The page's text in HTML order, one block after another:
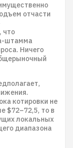
отчасти
что
штамма
Ничего
котировки не
$72–72,5, то в
локальных
диапазона